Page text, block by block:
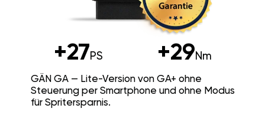
+27PS +29Nm
GÄN GA — Lite-Version von GA+ ohne
Steuerung per Smartphone und ohne Modus
für Spritersparnis.